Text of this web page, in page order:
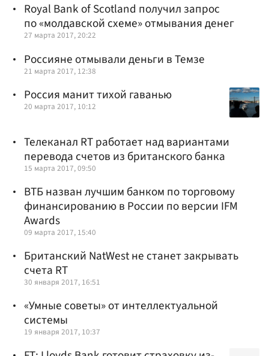
Royal Bank of Scotland получил запрос
по «молдавской схеме» отмывания денег
27 марта 2017, 20:22
Россияне отмывали деньги в Темзе
21 марта 2017, 12:38
Россия манит тихой гаванью
20 марта 2017, 10:12
Телеканал RT работает над вариантами
перевода счетов из британского банка
15 марта 2017, 09:50
ВТБ назван лучшим банком по торговому
финансированию в России по версии IFM
Awards
09 марта 2017, 15:40
Британский NatWest не станет закрывать
счета RT
30 января 2017, 16:51
«Умные советы» от интеллектуальной
системы
19 января 2017, 10:37